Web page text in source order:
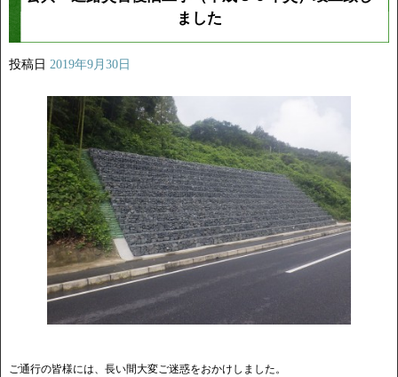
ました
投稿日 2019年9月30日
ご通行の皆様には、長い間大変ご迷惑をおかけしました。